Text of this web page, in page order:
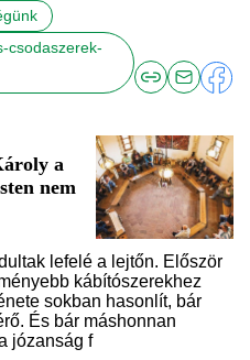
csodaszerek-
a
nem
lefelé a lejtőn. Először
kábítószerekhez
sokban hasonlít, bár
És bár máshonnan
józanság f